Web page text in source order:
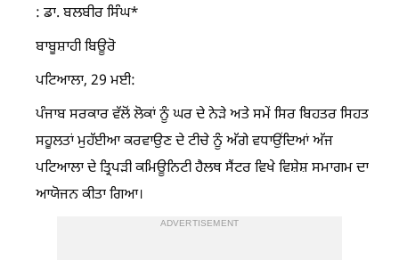
: ਡਾ. ਬਲਬੀਰ ਸਿੰਘ*
ਬਾਬੂਸ਼ਾਹੀ ਬਿਊਰੋ
ਪਟਿਆਲਾ, 29 ਮਈ:
ਪੰਜਾਬ ਸਰਕਾਰ ਵੱਲੋਂ ਲੋਕਾਂ ਨੂੰ ਘਰ ਦੇ ਨੇੜੇ ਅਤੇ ਸਮੇਂ ਸਿਰ ਬਿਹਤਰ ਸਿਹਤ
ਸਹੂਲਤਾਂ ਮੁਹੱਈਆ ਕਰਵਾਉਣ ਦੇ ਟੀਚੇ ਨੂੰ ਅੱਗੇ ਵਧਾਉਂਦਿਆਂ ਅੱਜ
ਪਟਿਆਲਾ ਦੇ ਤ੍ਰਿਪੜੀ ਕਮਿਊਨਿਟੀ ਹੈਲਥ ਸੈਂਟਰ ਵਿਖੇ ਵਿਸ਼ੇਸ਼ ਸਮਾਗਮ ਦਾ
ਆਯੋਜਨ ਕੀਤਾ ਗਿਆ।
ADVERTISEMENT